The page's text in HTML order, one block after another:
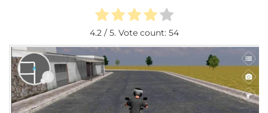
Casual
Educational
First
4.2/ 5. Vote count: 54